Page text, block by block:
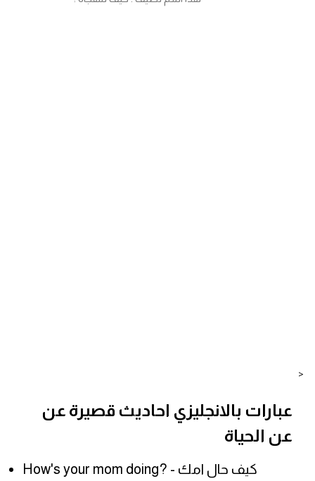
<
عبارات بالانجليزي احاديث قصيرة عن
عن الحياة
How's your mom doing? - كيف حال امك